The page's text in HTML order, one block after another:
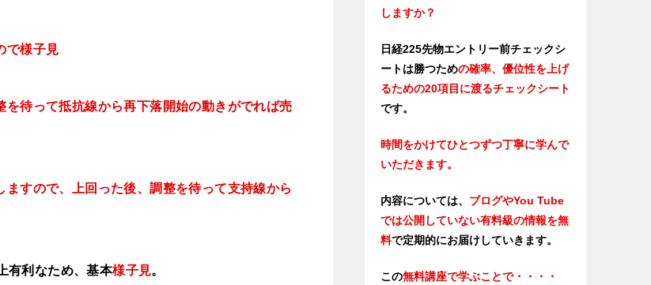
で様子見
待って抵抗線から再下落開始の動きがでれば売
すので、上回った後、調整を待って支持線から
有利なため、基本様子見。
しますか？
日経225先物エントリー前チェックシ
ートは勝つための確率、優位性を上げ
るための20項目に渡るチェックシート
です。
時間をかけてひとつずつ丁寧に学んで
いただきます。
内容については、 ブログやYou Tube
では公開していない有料級の情報を無
料で定期的にお届けしていきます。
この無料講座で学ぶことで・・・・